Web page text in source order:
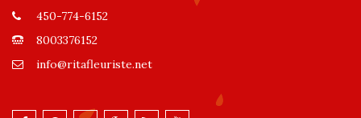
450-774-6152
8003376152
info@ritafleuriste.net